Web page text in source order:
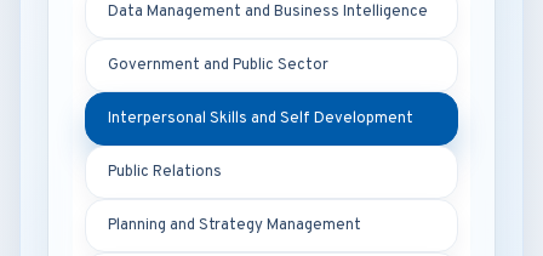
Data Management and Business Intelligence
Government and Public Sector
Interpersonal Skills and Self Development
Public Relations
Planning and Strategy Management